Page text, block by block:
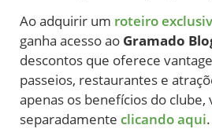
Ao adquirir um roteiro
ganha acesso ao Gramado
descontos que oferece
passeios, restaurantes e
apenas os benefícios do
separadamente clicando aqui.